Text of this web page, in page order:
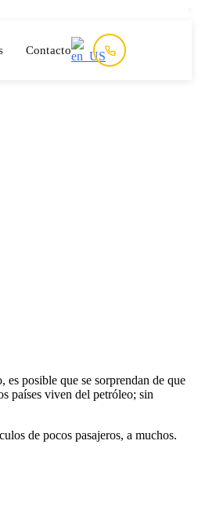
Contacto
posible que se sorprendan de que
países viven del petróleo; sin
de pocos pasajeros, a muchos.